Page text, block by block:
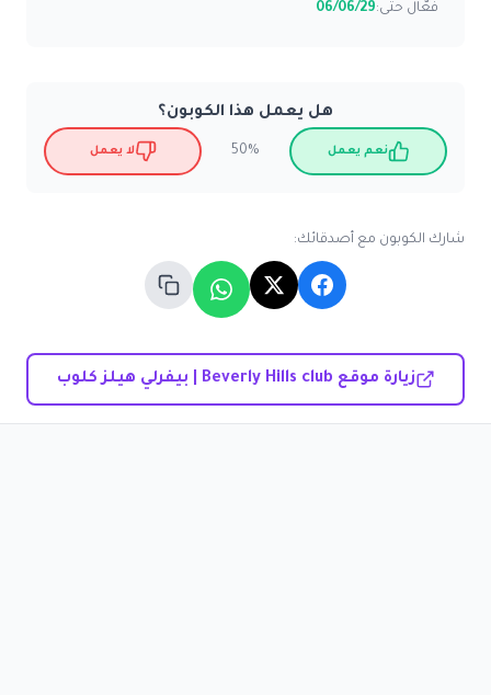
فعّال حتى:06/06/29
هل يعمل هذا الكوبون؟
نعم يعمل 50% لا يعمل
شارك الكوبون مع أصدقائك:
زيارة موقع Beverly Hills club | بيفرلي هيلز كلوب